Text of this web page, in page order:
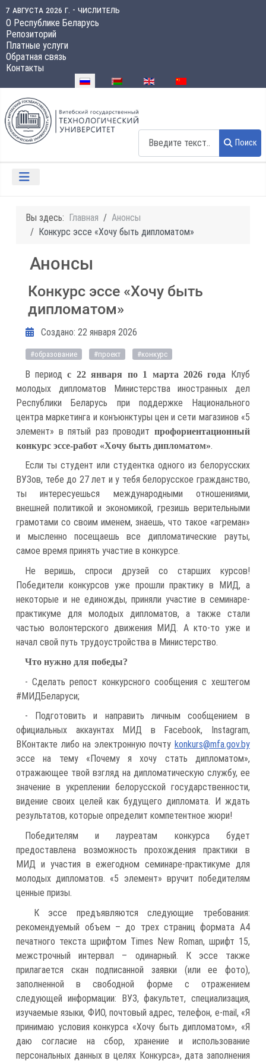
7 августа 2026 г. - числитель
О Республике Беларусь
Репозиторий
Платные услуги
Обратная связь
Контакты
Выберите язык
Поиск
Вы здесь: Главная
Анонсы
Конкурс эссе «Хочу быть дипломатом»
Анонсы
Конкурс эссе «Хочу быть
дипломатом»
Информация о материале
Создано: 22 января 2026
#образование #проект #конкурс
В периодс 22 января по 1 марта 2026 года
Клуб
молодых дипломатов Министерства иностранных дел
Республики Беларусь при поддержке Национального
центра маркетинга и конъюнктуры цен и сети магазинов «5
элемент» в пятый раз проводит профориентационный
конкурс эссе-работ «Хочу быть дипломатом».
Если ты студент или студентка одного из белорусских
ВУЗов, тебе до 27 лет и у тебя белорусское гражданство,
ты интересуешься международными отношениями,
внешней политикой и экономикой, грезишь верительными
грамотами со своим именем, знаешь, что такое «агреман»
и мысленно посещаешь все дипломатические рауты,
самое время принять участие в конкурсе.
Не веришь, спроси друзей со старших курсов!
Победители конкурсов уже прошли практику в МИД, а
некоторые и не единожды, приняли участие в семинаре-
практикуме для молодых дипломатов, а также стали
частью волонтерского движения МИД. А кто-то уже и
начал свой путь трудоустройства в Министерство.
Что нужно для победы?
- Сделать репост конкурсного сообщения с хештегом
#МИДБеларуси;
- Подготовить и направить личным сообщением в
официальных аккаунтах МИД в Facebook, Instagram,
ВКонтакте либо на электронную почту konkurs@mfa.gov.by
эссе на тему «Почему я хочу стать дипломатом»,
отражающее твой взгляд на дипломатическую службу, ее
значение в укреплении белорусской государственности,
видение своих целей как будущего дипломата. И ждать
результатов, которые определит компетентное жюри!
Победителям и лауреатам конкурса будет
предоставлена возможность прохождения практики в
МИД и участия в ежегодном семинаре-практикуме для
молодых дипломатов. «5 элемент» вручит победителям
ценные призы.
К эссе предъявляются следующие требования:
рекомендуемый объем – до трех страниц формата А4
печатного текста шрифтом Times New Roman, шрифт 15,
межстрочный интервал – одинарный. К эссе также
прилагается скан подписанной заявки (или ее фото),
заполненной в свободной форме с отражением
следующей информации: ВУЗ, факультет, специализация,
изучаемые языки, ФИО, почтовый адрес, телефон, e-mail, «Я
принимаю условия конкурса «Хочу быть дипломатом», «Я
даю согласие на сбор, хранение и использование
персональных данных в целях Конкурса», дата заполнения